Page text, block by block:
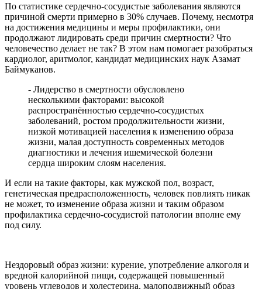
По статистике сердечно-сосудистые заболевания являются
причиной смерти примерно в 30% случаев. Почему, несмотря
на достижения медицины и меры профилактики, они
продолжают лидировать среди причин смертности? Что
человечество делает не так? В этом нам помогает разобраться
кардиолог, аритмолог, кандидат медицинских наук Азамат
Баймуканов.
- Лидерство в смертности обусловлено
несколькими факторами: высокой
распространённостью сердечно-сосудистых
заболеваний, ростом продолжительности жизни,
низкой мотивацией населения к изменению образа
жизни, малая доступность современных методов
диагностики и лечения ишемической болезни
сердца широким слоям населения.
И если на такие факторы, как мужской пол, возраст,
генетическая предрасположенность, человек повлиять никак
не может, то изменение образа жизни и таким образом
профилактика сердечно-сосудистой патологии вполне ему
под силу.
Нездоровый образ жизни: курение, употребление алкоголя и
вредной калорийной пищи, содержащей повышенный
уровень углеводов и холестерина, малоподвижный образ